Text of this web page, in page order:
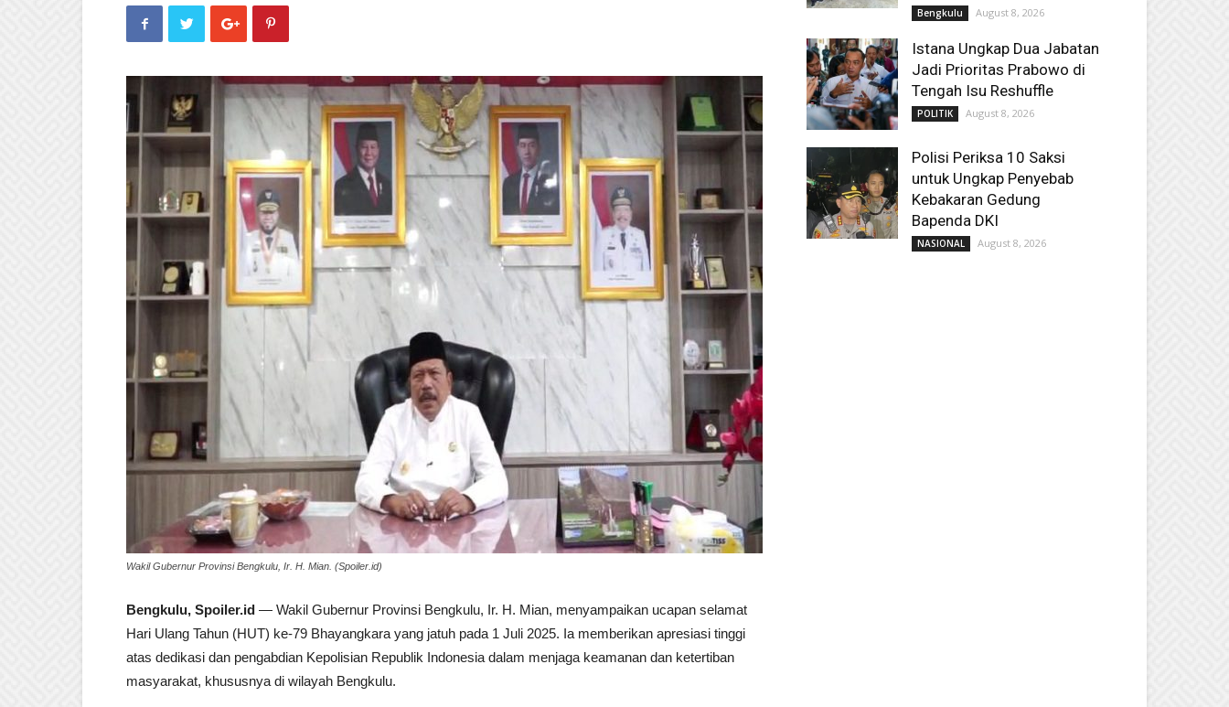
Wakil Gubernur Provinsi Bengkulu, Ir. H. Mian. (Spoiler.id)
Bengkulu, Spoiler.id — Wakil Gubernur Provinsi Bengkulu, Ir. H. Mian, menyampaikan ucapan selamat
Hari Ulang Tahun (HUT) ke-79 Bhayangkara yang jatuh pada 1 Juli 2025. Ia memberikan apresiasi tinggi
atas dedikasi dan pengabdian Kepolisian Republik Indonesia dalam menjaga keamanan dan ketertiban
masyarakat, khususnya di wilayah Bengkulu.
Bengkulu August 8, 2026
Istana Ungkap Dua Jabatan
Jadi Prioritas Prabowo di
Tengah Isu Reshuffle
POLITIK August 8, 2026
Polisi Periksa 10 Saksi
untuk Ungkap Penyebab
Kebakaran Gedung
Bapenda DKI
NASIONAL August 8, 2026